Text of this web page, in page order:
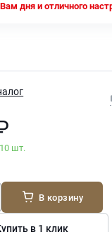
дня и отличного
шт.
В корзину
в 1 клик